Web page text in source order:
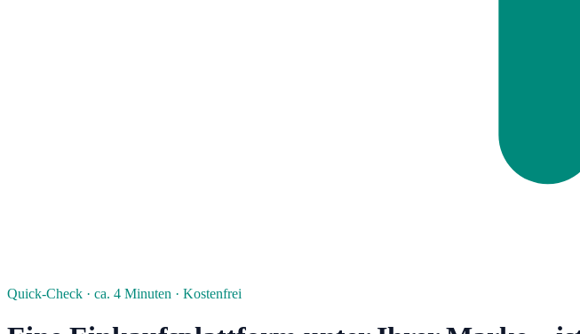
Quick-Check · ca. 4 Minuten · Kostenfrei